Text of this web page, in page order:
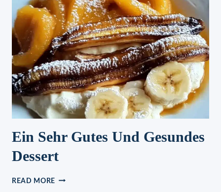
Ein Sehr Gutes Und Gesundes
Dessert
READ MORE EIN